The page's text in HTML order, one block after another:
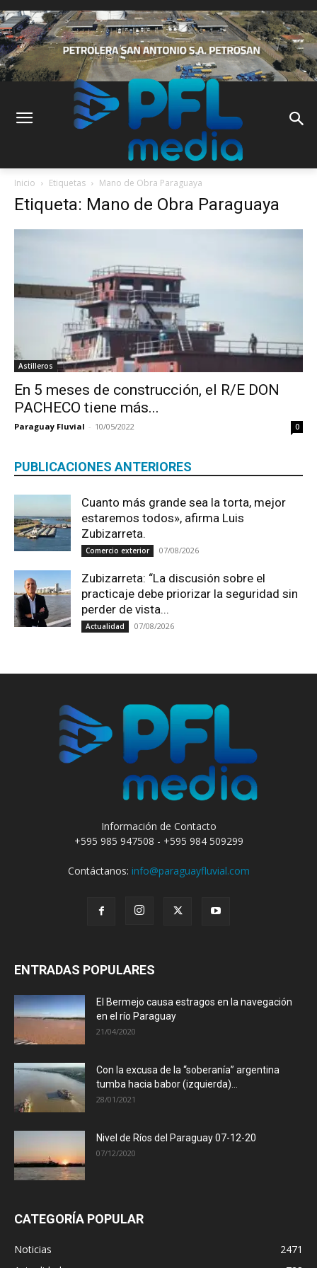
Inicio Etiquetas Mano de Obra Paraguaya
Etiqueta: Mano de Obra Paraguaya
Astilleros
En 5 meses de construcción, el R/E DON
PACHECO tiene más...
Paraguay Fluvial - 10/05/2022 0
PUBLICACIONES ANTERIORES
Cuanto más grande sea la torta, mejor
estaremos todos», afirma Luis
Zubizarreta.
Comercio exterior 07/08/2026
Zubizarreta: “La discusión sobre el
practicaje debe priorizar la seguridad sin
perder de vista...
Actualidad 07/08/2026
Información de Contacto
+595 985 947508 - +595 984 509299
Contáctanos: info@paraguayfluvial.com
ENTRADAS POPULARES
El Bermejo causa estragos en la navegación
en el río Paraguay
21/04/2020
Con la excusa de la “soberanía” argentina
tumba hacia babor (izquierda)...
28/01/2021
Nivel de Ríos del Paraguay 07-12-20
07/12/2020
CATEGORÍA POPULAR
Noticias
2471